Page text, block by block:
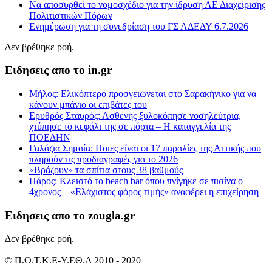
Να αποσυρθεί το νομοσχέδιο για την ίδρυση ΑΕ Διαχείρισης
Πολιτιστικών Πόρων
Ενημέρωση για τη συνεδρίαση του ΓΣ ΑΔΕΔΥ 6.7.2026
Δεν βρέθηκε ροή.
Ειδησεις απο το in.gr
Μήλος: Ελικόπτερο προσγειώνεται στο Σαρακήνικο για να
κάνουν μπάνιο οι επιβάτες του
Ερυθρός Σταυρός: Ασθενής ξυλοκόπησε νοσηλεύτρια,
χτύπησε το κεφάλι της σε πόρτα – Η καταγγελία της
ΠΟΕΔΗΝ
Γαλάζια Σημαία: Ποιες είναι οι 17 παραλίες της Αττικής που
πληρούν τις προδιαγραφές για το 2026
«Βράζουν» τα σπίτια στους 38 βαθμούς
Πάρος: Κλειστό το beach bar όπου πνίγηκε σε πισίνα ο
4χρονος – «Ελάχιστος φόρος τιμής» αναφέρει η επιχείρηση
Ειδησεις απο το zougla.gr
Δεν βρέθηκε ροή.
© Π.Ο.Τ.Κ.Ε-Υ.ΕΘ.Α 2010 - 2020